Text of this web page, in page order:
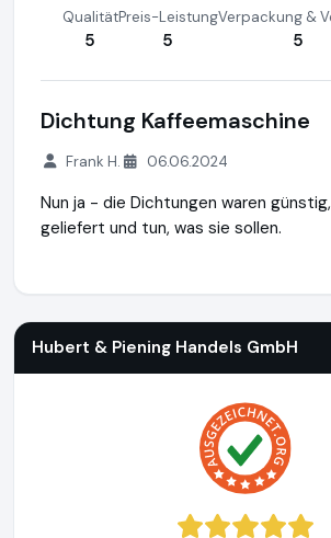
Qualität
5
Preis-Leistung
5
Verpackung &
5
Dichtung Kaffeemaschine
Frank H. 06.06.2024
Nun ja - die Dichtungen waren
geliefert und tun, was sie sollen.
Hubert & Piening Handels GmbH